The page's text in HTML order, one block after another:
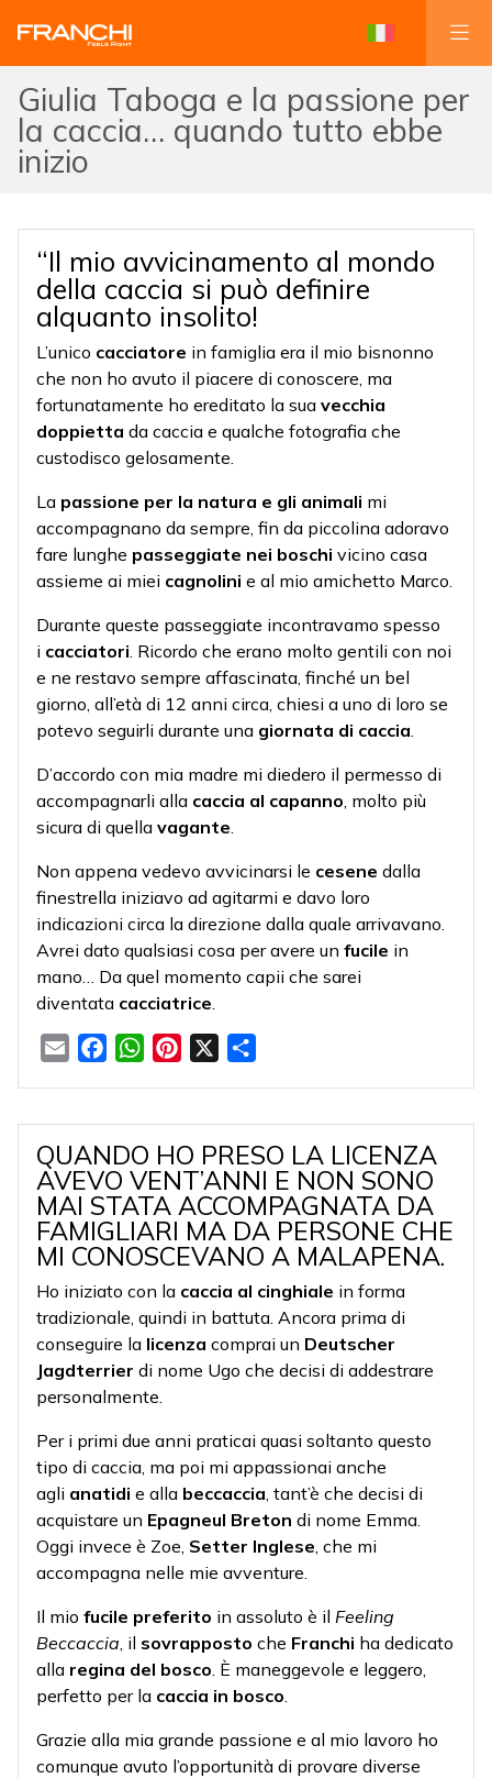
Giulia Taboga e la passione per
la caccia… quando tutto ebbe
inizio
“Il mio avvicinamento al mondo
della caccia si può definire
alquanto insolito!
L’unico cacciatore in famiglia era il mio bisnonno
che non ho avuto il piacere di conoscere, ma
fortunatamente ho ereditato la sua vecchia
doppietta da caccia e qualche fotografia che
custodisco gelosamente.
La passione per la natura e gli animali mi
accompagnano da sempre, fin da piccolina adoravo
fare lunghe passeggiate nei boschi vicino casa
assieme ai miei cagnolini e al mio amichetto Marco.
Durante queste passeggiate incontravamo spesso
i cacciatori. Ricordo che erano molto gentili con noi
e ne restavo sempre affascinata, finché un bel
giorno, all’età di 12 anni circa, chiesi a uno di loro se
potevo seguirli durante una giornata di caccia.
D’accordo con mia madre mi diedero il permesso di
accompagnarli alla caccia al capanno, molto più
sicura di quella vagante.
Non appena vedevo avvicinarsi le cesene dalla
finestrella iniziavo ad agitarmi e davo loro
indicazioni circa la direzione dalla quale arrivavano.
Avrei dato qualsiasi cosa per avere un fucile in
mano… Da quel momento capii che sarei
diventata cacciatrice.
Email FacebookWhatsApp
Pinterest
QUANDO HO PRESO LA LICENZA
AVEVO VENT’ANNI E NON SONO
MAI STATA ACCOMPAGNATA DA
FAMIGLIARI MA DA PERSONE CHE
MI CONOSCEVANO A MALAPENA.
Ho iniziato con la caccia al cinghiale in forma
tradizionale, quindi in battuta. Ancora prima di
conseguire la licenza comprai un Deutscher
Jagdterrier di nome Ugo che decisi di addestrare
personalmente.
Per i primi due anni praticai quasi soltanto questo
tipo di caccia, ma poi mi appassionai anche
agli anatidi e alla beccaccia, tant’è che decisi di
acquistare un Epagneul Breton di nome Emma.
Oggi invece è Zoe, Setter Inglese, che mi
accompagna nelle mie avventure.
Il mio fucile preferito in assoluto è il Feeling
Beccaccia, il sovrapposto che Franchi ha dedicato
alla regina del bosco. È maneggevole e leggero,
perfetto per la caccia in bosco.
Grazie alla mia grande passione e al mio lavoro ho
comunque avuto l’opportunità di provare diverse